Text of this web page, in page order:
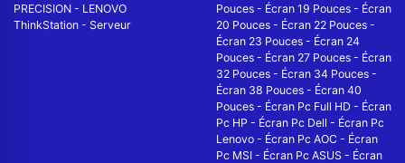
PRECISION - LENOVO
ThinkStation - Serveur
Pouces - Écran 19 Pouces - Écran
20 Pouces - Écran 22 Pouces -
Écran 23 Pouces - Écran 24
Pouces - Écran 27 Pouces - Écran
32 Pouces - Écran 34 Pouces -
Écran 38 Pouces - Écran 40
Pouces - Écran Pc Full HD - Écran
Pc HP - Écran Pc Dell - Écran Pc
Lenovo - Écran Pc AOC - Écran
Pc MSI - Écran Pc ASUS - Écran